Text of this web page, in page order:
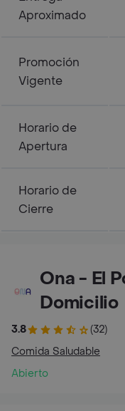
Aproximado
Promoción
Vigente
Horario de
Apertura
Horario de
Cierre
Ona - El
Domicilio
3.8
(32)
Comida Saludable
Abierto